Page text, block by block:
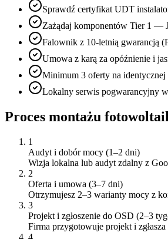
Sprawdź certyfikat UDT
Zażądaj komponentów Tier 1 —
Falownik z 10-letnią gwarancją
Umowa z karą za opóźnienie i
Minimum 3 oferty na
Lokalny serwis pogwarancyjny
Proces montażu
1
Audyt i dobór mocy (1–2 dni)
Wizja lokalna lub audyt zdalny z
2
Oferta i umowa (3–7 dni)
Otrzymujesz 2–3 warianty mocy z
3
Projekt i zgłoszenie do OSD (2–3
Firma przygotowuje projekt i
4